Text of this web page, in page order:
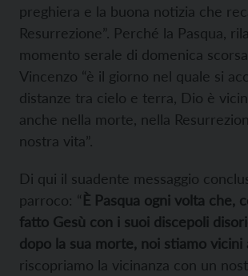
preghiera e la buona notizia che
Resurrezione”. Perché la Pasqua,
momento serale di domenica
Vincenzo “è il giorno nel quale si
distanze tra cielo e terra, Dio è
anche nella morte, nella
nostra vita”.
Di qui il suadente messaggio
parroco: “È Pasqua ogni volta che,
fatto Gesù con i suoi discepoli
dopo la sua morte, noi stiamo vicini
riscopriamo la vicinanza con un